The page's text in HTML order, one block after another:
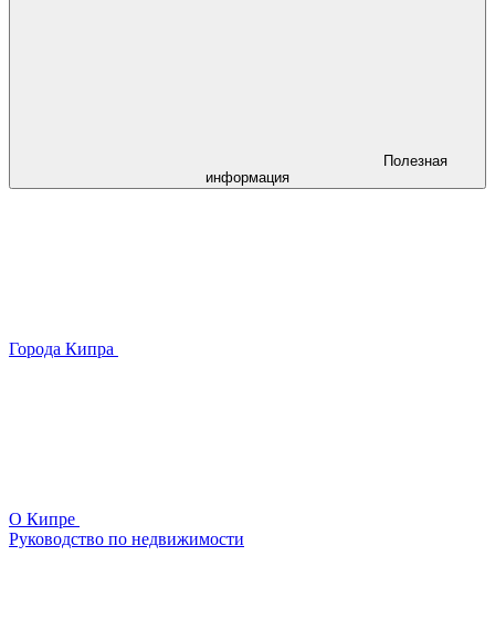
Полезная
информация
Города Кипра
О Кипре
Руководство по недвижимости